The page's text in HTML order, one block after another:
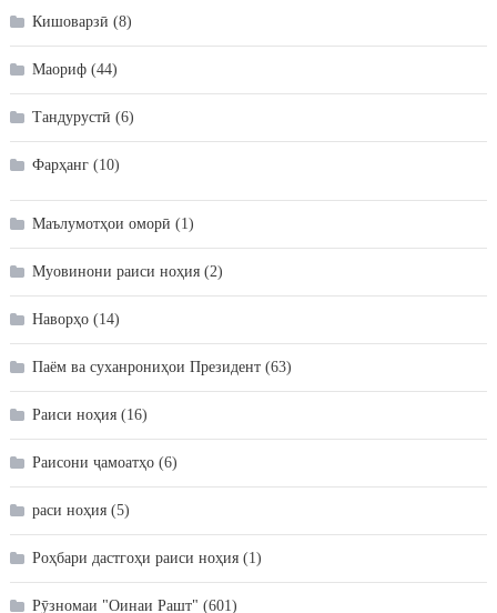
Кишоварзӣ (8)
Маориф(44)
Тандурустӣ (6)
Фарҳанг(10)
Маълумотҳои оморӣ (1)
Муовинони раиси ноҳия(2)
Наворҳо(14)
Паём ва суханрониҳои Президент(63)
Раиси ноҳия(16)
Раисони ҷамоатҳо(6)
раси ноҳия(5)
Роҳбари дастгоҳи раиси ноҳия(1)
Рӯзномаи "Оинаи Рашт" (601)